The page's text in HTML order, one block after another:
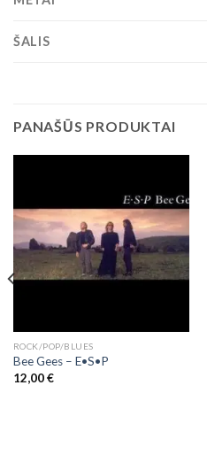
ŠALIS
PANAŠŪS PRODUKTAI
ROCK/POP/BLUES
Bee Gees ‎– E•S•P
12,00€